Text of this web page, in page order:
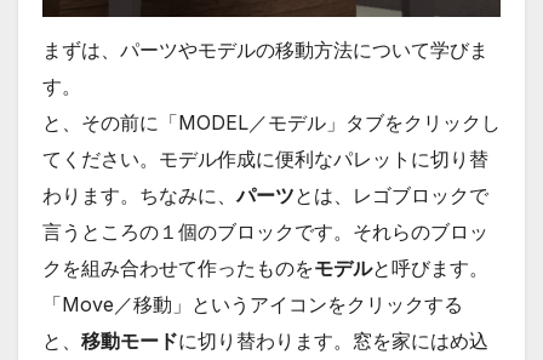
まずは、パーツやモデルの移動方法について学びま
す。
と、その前に「MODEL／モデル」タブをクリックし
てください。モデル作成に便利なパレットに切り替
わります。ちなみに、パーツとは、レゴブロックで
言うところの１個のブロックです。それらのブロッ
クを組み合わせて作ったものをモデルと呼びます。
「Move／移動」というアイコンをクリックする
と、 移動モードに切り替わります。窓を家にはめ込